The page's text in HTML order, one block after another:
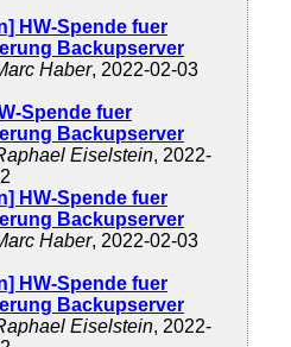
HW-Spende fuer
Backupserver
Haber, 2022-02-03
Spende fuer
Backupserver
Eiselstein, 2022-
HW-Spende fuer
Backupserver
Haber, 2022-02-03
HW-Spende fuer
Backupserver
Eiselstein, 2022-